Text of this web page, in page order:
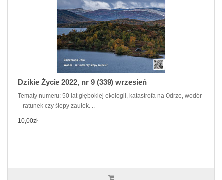
Dzikie Życie 2022, nr 9 (339) wrzesień
Tematy numeru: 50 lat głębokiej ekologii, katastrofa na Odrze, wodór
– ratunek czy ślepy zaułek. ..
10,00zł